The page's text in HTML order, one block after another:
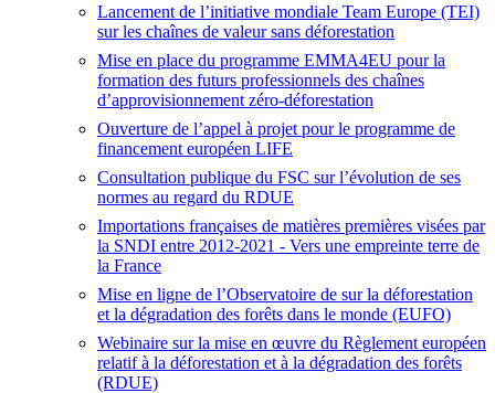
Lancement de l’initiative mondiale Team Europe (TEI)
sur les chaînes de valeur sans déforestation
Mise en place du programme EMMA4EU pour la
formation des futurs professionnels des chaînes
d’approvisionnement zéro-déforestation
Ouverture de l’appel à projet pour le programme de
financement européen LIFE
Consultation publique du FSC sur l’évolution de ses
normes au regard du RDUE
Importations françaises de matières premières visées par
la SNDI entre 2012-2021 - Vers une empreinte terre de
la France
Mise en ligne de l’Observatoire de sur la déforestation
et la dégradation des forêts dans le monde (EUFO)
Webinaire sur la mise en œuvre du Règlement européen
relatif à la déforestation et à la dégradation des forêts
(RDUE)